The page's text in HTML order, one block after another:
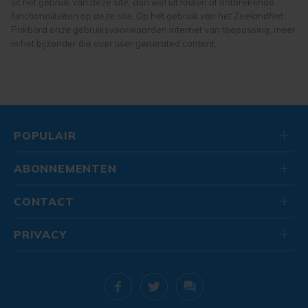
speelgoed
functionaliteiten op deze site. Op het gebruik van het ZeelandNet
Prikbord onze gebruiksvoorwaarden internet van toepassing, meer
in het bijzonder die over user generated content.
POPULAIR
ABONNEMENTEN
CONTACT
PRIVACY